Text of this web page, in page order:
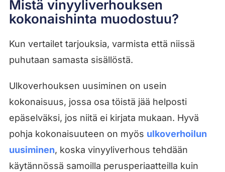
Mistä vinyyliverhouksen
kokonaishinta muodostuu?
Kun vertailet tarjouksia, varmista että niissä
puhutaan samasta sisällöstä.
Ulkoverhouksen uusiminen on usein
kokonaisuus, jossa osa töistä jää helposti
epäselväksi, jos niitä ei kirjata mukaan. Hyvä
pohja kokonaisuuteen on myös ulkoverhoilun
uusiminen, koska vinyyliverhous tehdään
käytännössä samoilla perusperiaatteilla kuin